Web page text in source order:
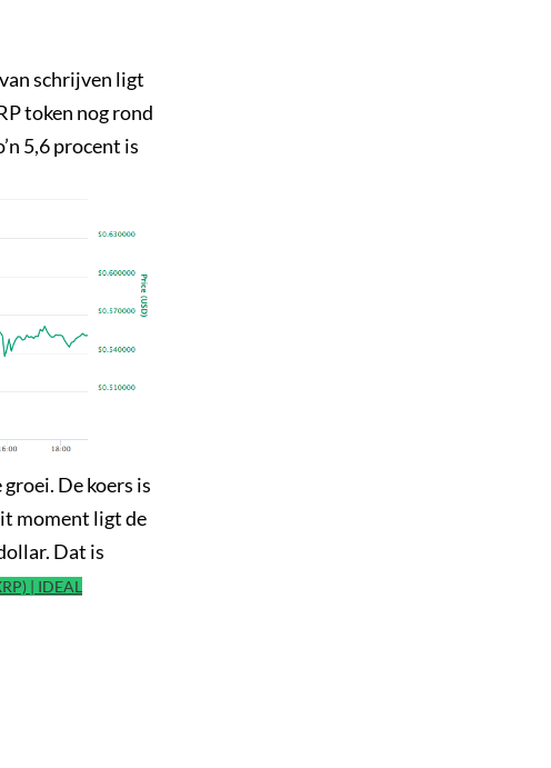
schrijven ligt
token nog rond
5,6 procent is
De koers is
moment ligt de
Dat is
| IDEAL